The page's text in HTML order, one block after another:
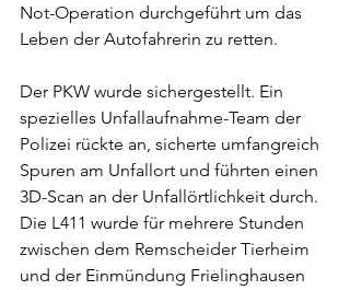
Not-Operation durchgeführt um das
Leben der Autofahrerin zu retten.
Der PKW wurde sichergestellt. Ein
spezielles Unfallaufnahme-Team der
Polizei rückte an, sicherte umfangreich
Spuren am Unfallort und führten einen
3D-Scan an der Unfallörtlichkeit durch.
Die L411 wurde für mehrere Stunden
zwischen dem Remscheider Tierheim
und der Einmündung Frielinghausen